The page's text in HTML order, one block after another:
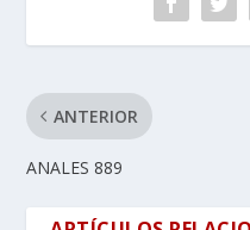
ANTERIOR
ANALES 889